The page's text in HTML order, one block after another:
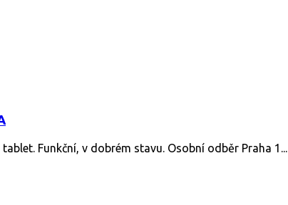
Funkční, v dobrém stavu. Osobní odběr Praha 1...